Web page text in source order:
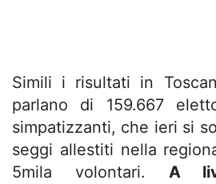
Simili i risultati in
parlano di 159.667
simpatizzanti, che ieri si
seggi allestiti nella
5mila volontari. A